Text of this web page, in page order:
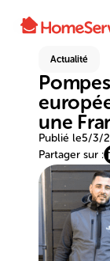
Actualité
une
Publié le5/3/
Partager sur :